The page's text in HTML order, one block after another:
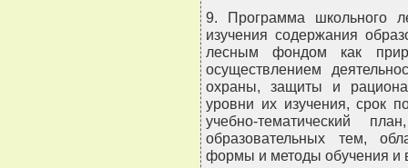
9. Программа школьного
изучения содержания
лесным фондом как
осуществлением
охраны, защиты и
уровни их изучения, срок
учебно-тематический
образовательных тем,
формы и методы обучения и